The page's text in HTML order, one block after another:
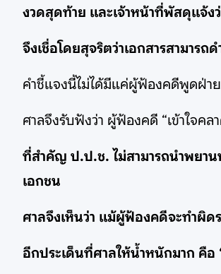
งวดสุดท้าย และเจ้าหน้าที่พัสดุแจ้งว่
จึงเชื่อโดยสุจริตว่าเอกสารสามารถด
คำชี้แจงนี้ไม่ได้มีแค่ผู้ฟ้องคดีพูดฝ่า
ศาลจึงรับฟังว่า ผู้ฟ้องคดี “เข้าใจคล
ที่สำคัญ ป.ป.ช. ไม่สามารถนำพยา
เอกชน
ศาลจึงเห็นว่า แม้ผู้ฟ้องคดีจะทำผิด
อีกประเด็นที่ศาลให้น้ำหนักมาก คือ